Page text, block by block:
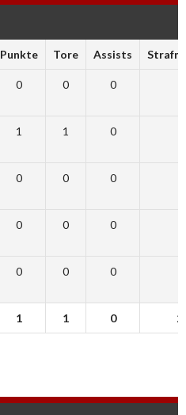
Punkte Tore Assists
0 0 0
1 1 0
0 0 0
0 0 0
0 0 0
1 1 0